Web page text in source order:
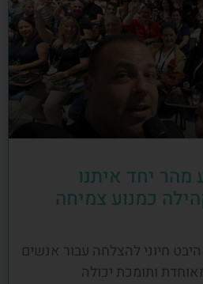
יחד איתנו
כמנוע צמיחה
חיוני להצלחה עבור אנשים
ותומכת יכולה